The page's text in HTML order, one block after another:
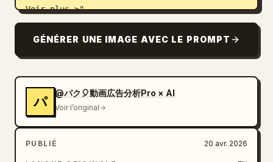
Voir plus >",
          "accents néon dessinés à la main
(couronne, étoiles, cœur)"
        "position": "en haut à droite",
        "style": "lumineux, pop, cyan et
blanc",
        "subject": "jeune femme souriant
GÉNÉRER UNE IMAGE AVEC LE PROMPT
パ
@パク🎈動画広告分析Pro × AI
Voir l’original
PUBLIÉ 20 avr. 2026